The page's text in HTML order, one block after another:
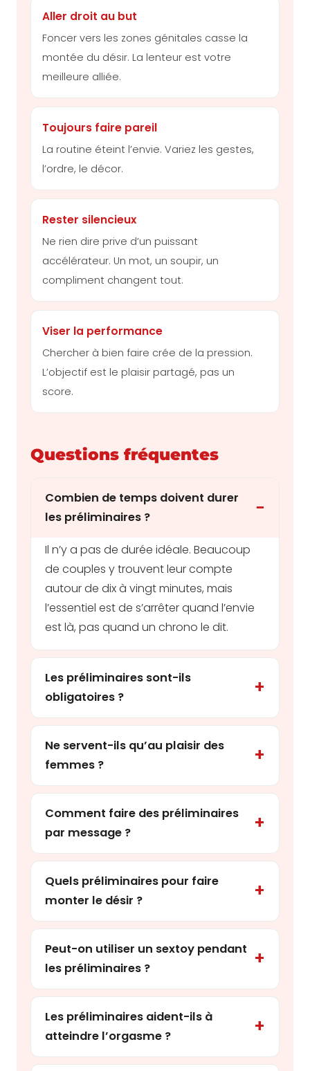
Aller droit au but
Foncer vers les zones génitales casse la
montée du désir. La lenteur est votre
meilleure alliée.
Toujours faire pareil
La routine éteint l’envie. Variez les gestes,
l’ordre, le décor.
Rester silencieux
Ne rien dire prive d’un puissant
accélérateur. Un mot, un soupir, un
compliment changent tout.
Viser la performance
Chercher à bien faire crée de la pression.
L’objectif est le plaisir partagé, pas un
score.
Questions fréquentes
Combien de temps doivent durer
les préliminaires ?
Il n’y a pas de durée idéale. Beaucoup
de couples y trouvent leur compte
autour de dix à vingt minutes, mais
l’essentiel est de s’arrêter quand l’envie
est là, pas quand un chrono le dit.
Les préliminaires sont-ils
obligatoires ?
Ne servent-ils qu’au plaisir des
femmes ?
Comment faire des préliminaires
par message ?
Quels préliminaires pour faire
monter le désir ?
Peut-on utiliser un sextoy pendant
les préliminaires ?
Les préliminaires aident-ils à
atteindre l’orgasme ?